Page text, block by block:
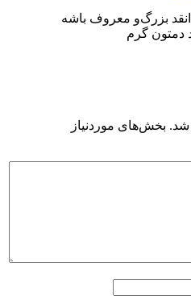
بزرگ‌و معروف باشه
دمتون گرم
شد. بخش‌های موردنیاز